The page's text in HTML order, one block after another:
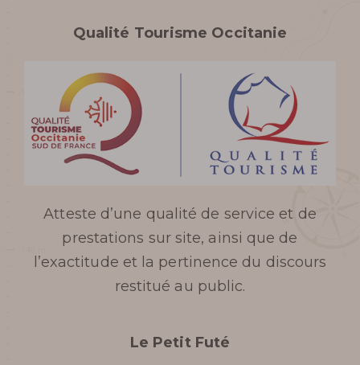
visite
HORAIRES DU GOUFFRE DE
CABRESPINE
TARIFS ET BILLETTERIE EN
LIGNE
PLAN ET ACCÈS AU
GOUFFRE
Qualité Tourisme Occitanie
Atteste d’une qualité de service et de
prestations sur site, ainsi que de
l’exactitude et la pertinence du discours
restitué au public.
Le Petit Futé